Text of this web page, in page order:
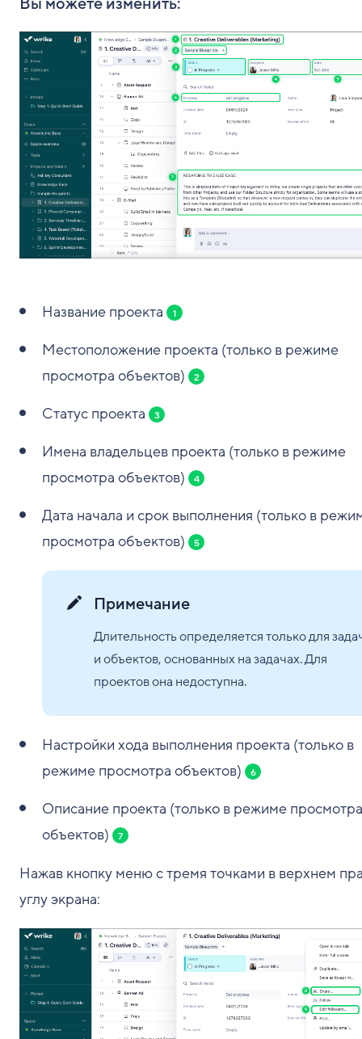
Название проекта 1
Местоположение проекта (только в режиме
просмотра объектов)
2
Статус проекта 3
Имена владельцев проекта (только в режиме
просмотра объектов)
4
Дата начала и срок выполнения (только в
просмотра объектов)
5
Примечание
Длительность определяется только для
и объектов, основанных на задачах. Для
проектов она недоступна.
Настройки хода выполнения проекта (только в
режиме просмотра объектов)
6
Описание проекта (только в режиме просмотра
объектов)
7
Нажав кнопку меню с тремя точками в верхнем
углу экрана: